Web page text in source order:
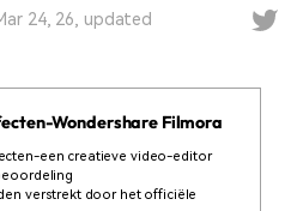
24, 26, updated
Wondershare Filmora
een creatieve video-editor
verstrekt door het officiële